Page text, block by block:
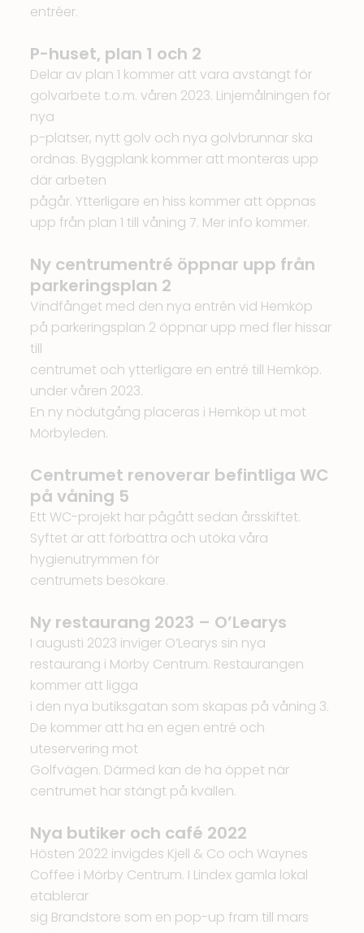
entréer.
P-huset, plan 1 och 2
Delar av plan 1 kommer att vara avstängt för
golvarbete t.o.m. våren 2023. Linjemålningen för
nya
p-platser, nytt golv och nya golvbrunnar ska
ordnas. Byggplank kommer att monteras upp
där arbeten
pågår. Ytterligare en hiss kommer att öppnas
upp från plan 1 till våning 7. Mer info kommer.
Ny centrumentré öppnar upp från
parkeringsplan 2
Vindfånget med den nya entrén vid Hemköp
på parkeringsplan 2 öppnar upp med fler hissar
till
centrumet och ytterligare en entré till Hemköp.
under våren 2023.
En ny nödutgång placeras i Hemköp ut mot
Mörbyleden.
Centrumet renoverar befintliga WC
på våning 5
Ett WC-projekt har pågått sedan årsskiftet.
Syftet är att förbättra och utöka våra
hygienutrymmen för
centrumets besökare.
Ny restaurang 2023 – O’Learys
I augusti 2023 inviger O’Learys sin nya
restaurang i Mörby Centrum. Restaurangen
kommer att ligga
i den nya butiksgatan som skapas på våning 3.
De kommer att ha en egen entré och
uteservering mot
Golfvägen. Därmed kan de ha öppet när
centrumet har stängt på kvällen.
Nya butiker och café 2022
Hösten 2022 invigdes Kjell & Co och Waynes
Coffee i Mörby Centrum. I Lindex gamla lokal
etablerar
sig Brandstore som en pop-up fram till mars